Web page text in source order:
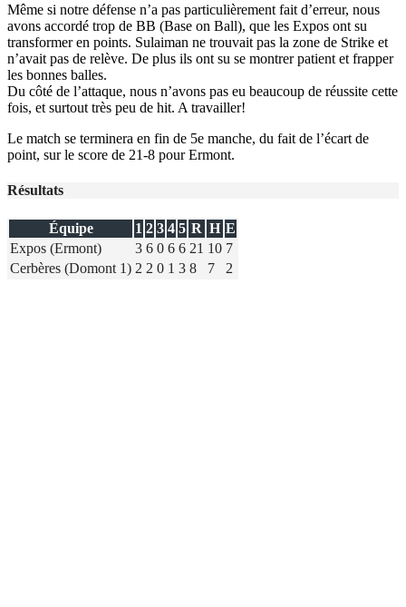
Même si notre défense n’a pas particulièrement fait d’erreur, nous
avons accordé trop de BB (Base on Ball), que les Expos ont su
transformer en points. Sulaiman ne trouvait pas la zone de Strike et
n’avait pas de relève. De plus ils ont su se montrer patient et frapper
les bonnes balles.
Du côté de l’attaque, nous n’avons pas eu beaucoup de réussite cette
fois, et surtout très peu de hit. A travailler!
Le match se terminera en fin de 5e manche, du fait de l’écart de
point, sur le score de 21-8 pour Ermont.
Résultats
Équipe 1 2 3 4 5 R H E
Expos (Ermont)
3 6 0 6 6 21 10 7
Cerbères (Domont 1) 2 2 0 1 3 8 7 2